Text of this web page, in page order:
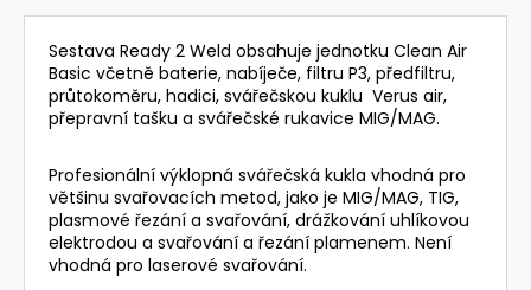
Sestava Ready 2 Weld obsahuje jednotku Clean Air
Basic včetně baterie, nabíječe, filtru P3, předfiltru,
průtokoměru, hadici, svářečskou kuklu Verus air,
přepravní tašku a svářečské rukavice MIG/MAG.
Profesionální výklopná svářečská kukla vhodná pro
většinu svařovacích metod, jako je MIG/MAG, TIG,
plasmové řezání a svařování, drážkování uhlíkovou
elektrodou a svařování a řezání plamenem. Není
vhodná pro laserové svařování.